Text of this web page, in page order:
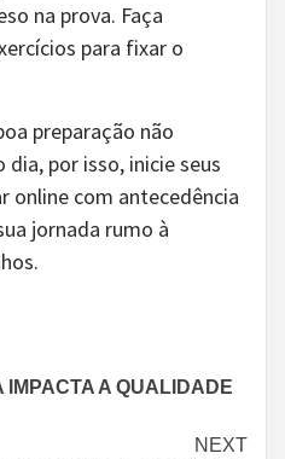
na prova. Faça
para fixar o
preparação não
por isso, inicie seus
online com antecedência
jornada rumo à
IMPACTA A QUALIDADE
NEXT